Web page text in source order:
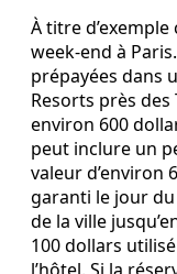
À titre
week‑end à
prépayées dans
Resorts près des
environ 600
peut inclure un
valeur d’environ
garanti le jour
de la ville
100 dollars